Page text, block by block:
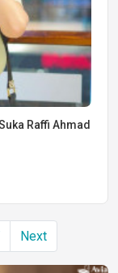
Raffi Ahmad
Next